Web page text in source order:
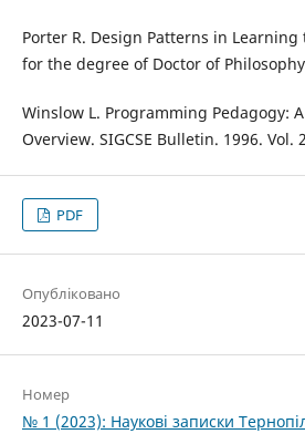
Porter R. Design Patterns in
for the degree of Doctor of
Winslow L. Programming Pedagogy:
Overview. SIGCSE Bulletin. 1996. Vol.
PDF
Опубліковано
2023-07-11
Номер
№ 1 (2023): Наукові записки